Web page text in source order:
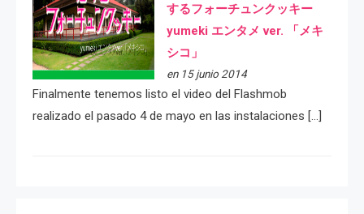
するフォーチュンクッキー
yumeki エンタメ ver. 「メキ
シコ」
en 15 junio 2014
Finalmente tenemos listo el video del Flashmob
realizado el pasado 4 de mayo en las instalaciones […]